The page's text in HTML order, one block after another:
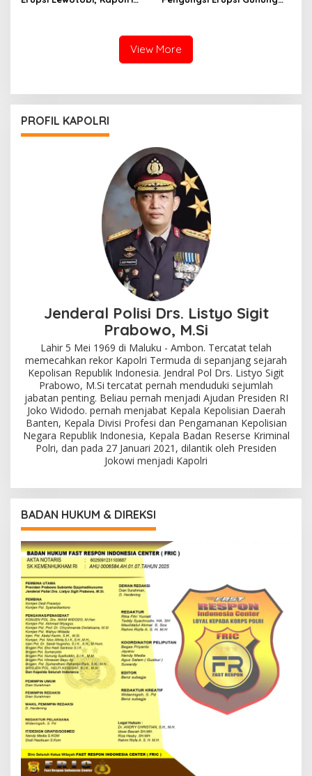
View More
PROFIL KAPOLRI
Jenderal Polisi Drs. Listyo Sigit
Prabowo, M.Si
Lahir 5 Mei 1969 di Maluku - Ambon. Tercatat telah
memecahkan rekor Kapolri Termuda di sepanjang sejarah
Kepolisan Republik Indonesia. Jendral Pol Drs. Listyo Sigit
Prabowo, M.Si tercatat pernah menduduki sejumlah
jabatan penting. Beliau pernah menjadi Ajudan Presiden RI
Joko Widodo. pernah menjabat Kepala Kepolisian Daerah
Banten, Kepala Divisi Profesi dan Pengamanan Kepolisian
Negara Republik Indonesia, Kepala Badan Reserse Kriminal
Polri, dan pada 27 Januari 2021, dilantik oleh Presiden
Jokowi menjadi Kapolri
BADAN HUKUM & DIREKSI